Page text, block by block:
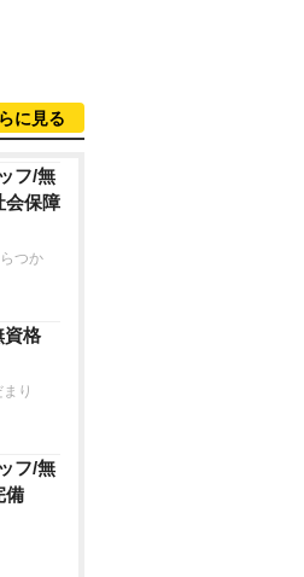
に見る
フ/無
会保障
つか
資格
り
フ/無
備